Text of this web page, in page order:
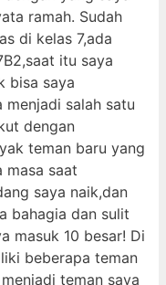
ramah. Sudah
di kelas 7,ada
itu saya
bisa saya
menjadi salah satu
dengan
teman baru yang
masa saat
saya naik,dan
bahagia dan sulit
masuk 10 besar! Di
beberapa teman
teman saya